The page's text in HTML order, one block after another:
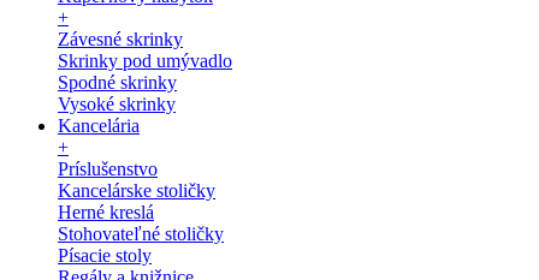
+
Závesné skrinky
Skrinky pod umývadlo
Spodné skrinky
Vysoké skrinky
Kancelária
+
Príslušenstvo
Kancelárske stoličky
Herné kreslá
Stohovateľné stoličky
Písacie stoly